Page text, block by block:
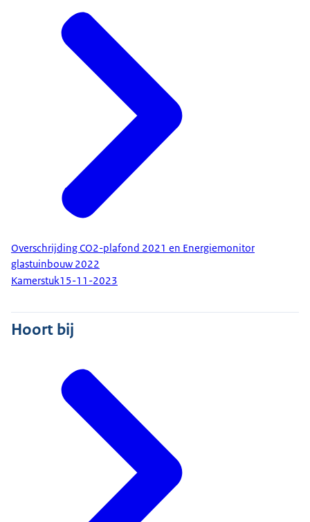
Overschrijding CO2-plafond 2021 en Energiemonitor
glastuinbouw 2022
Kamerstuk15-11-2023
Hoort bij